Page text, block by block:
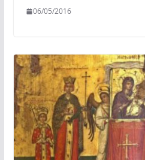
06/05/2016